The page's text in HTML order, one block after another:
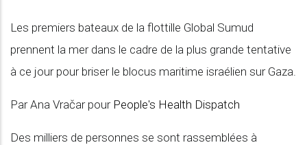
Les premiers bateaux de la flottille Global Sumud
prennent la mer dans le cadre de la plus grande tentative
à ce jour pour briser le blocus maritime israélien sur Gaza.
Par Ana Vračar pour People's Health Dispatch
Des milliers de personnes se sont rassemblées à